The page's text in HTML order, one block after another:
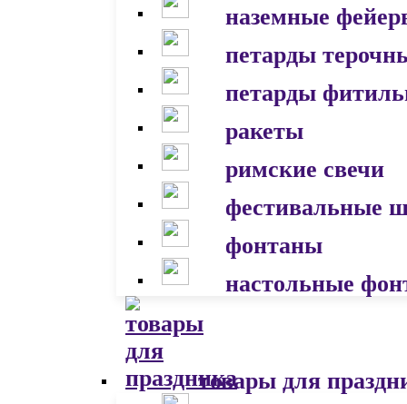
наземные
петарды
петарды
ракеты
римские свечи
фестивальные
фонтаны
настольные
товары для